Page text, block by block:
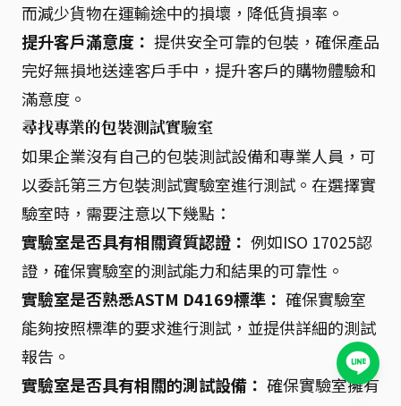
而減少貨物在運輸途中的損壞，降低貨損率。
提升客戶滿意度： 提供安全可靠的包裝，確保產品
完好無損地送達客戶手中，提升客戶的購物體驗和
滿意度。
尋找專業的包裝測試實驗室
如果企業沒有自己的包裝測試設備和專業人員，可
以委託第三方包裝測試實驗室進行測試。在選擇實
驗室時，需要注意以下幾點：
實驗室是否具有相關資質認證： 例如ISO 17025認
證，確保實驗室的測試能力和結果的可靠性。
實驗室是否熟悉ASTM D4169標準： 確保實驗室
能夠按照標準的要求進行測試，並提供詳細的測試
報告。
實驗室是否具有相關的測試設備： 確保實驗室擁有